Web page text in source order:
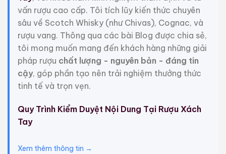
Macallan 18 Sherry
700ml / 43% 700ml / 43%
vấn rượu cao cấp. Tôi tích lũy kiến thức chuyên
sâu về Scotch Whisky (như Chivas), Cognac, và
rượu vang. Thông qua các bài Blog được chia sẻ,
tôi mong muốn mang đến khách hàng những giải
pháp rượu chất lượng - nguyên bản - đáng tin
cậy, góp phần tạo nên trải nghiệm thưởng thức
tinh tế và trọn vẹn.
Quy Trình Kiểm Duyệt Nội Dung Tại Rượu Xách
Tay
Xem thêm thông tin →